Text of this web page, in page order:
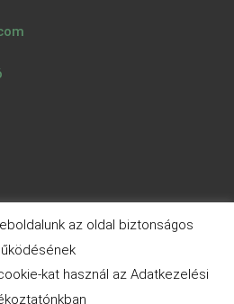
az oldal biztonságos
kat használ az Adatkezelési